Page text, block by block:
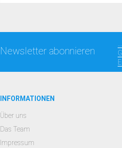
Newsletter abonnieren
INFORMATIONEN
Über uns
Das Team
Impressum